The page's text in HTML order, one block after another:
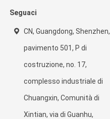
Seguaci
CN, Guangdong, Shenzhen,
pavimento 501, P di
costruzione, no. 17,
complesso industriale di
Chuangxin, Comunità di
Xintian, via di Guanhu,